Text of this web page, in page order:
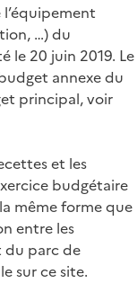
…) du
le 20 juin 2019. Le
annexe du
principal, voir
et les
budgétaire
même forme que
entre les
du parc de
sur ce site.